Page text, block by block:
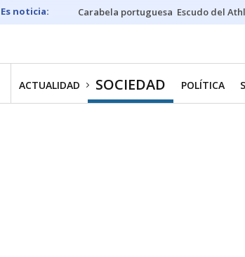
Carabela portuguesa Escudo del
ACTUALIDAD SOCIEDAD POLÍTICA